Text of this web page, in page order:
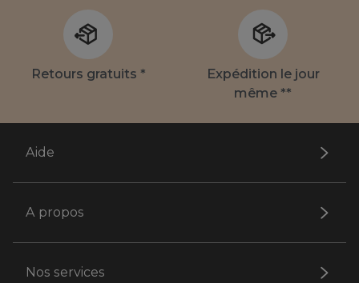
Retours gratuits *
Expédition le jour
même **
Aide
A propos
Nos services